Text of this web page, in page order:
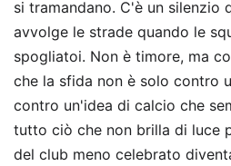
si tramandano. C'è un silenzio
avvolge le strade quando le
spogliatoi. Non è timore, ma
che la sfida non è solo contro
contro un'idea di calcio che
tutto ciò che non brilla di luce
del club meno celebrato